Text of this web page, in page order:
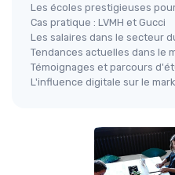
Les écoles prestigieuses
Cas pratique : LVMH et Gucci
Les salaires dans le secteur
Tendances actuelles dans le
Témoignages et parcours
L'influence digitale sur le